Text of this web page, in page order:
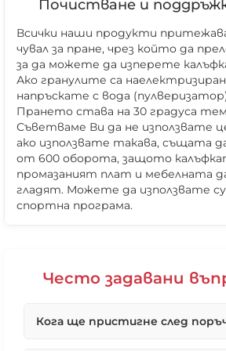
Почистване и
Всички наши продукти
чувал за пране, чрез който да
за да можете да изперете
Ако гранулите са
напръскате с вода
Прането става на 30 градуса
Съветваме Ви да не използвате
ако използвате такава, същата
от 600 оборота, защото
промазаният плат и мебелната
гладят. Можете да използвате
спортна програма.
Често задавани
Кога ще пристигне след
❌ Няма да виждаш